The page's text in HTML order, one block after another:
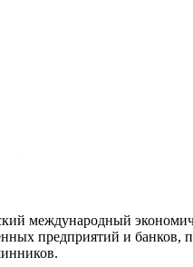
международный
предприятий и банков,